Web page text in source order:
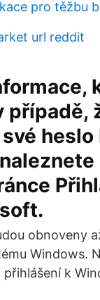
pro těžbu
url reddit
případě,
heslo
obnoveny
Windows.
k